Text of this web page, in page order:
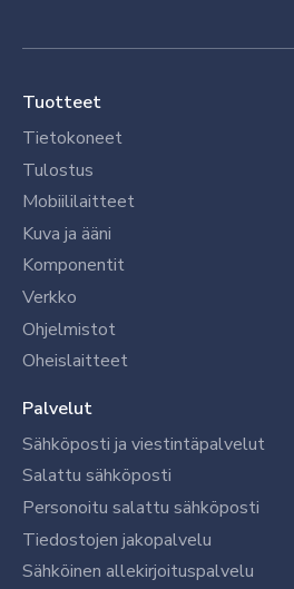
Tuotteet
Tietokoneet
Tulostus
Mobiililaitteet
Kuva ja ääni
Komponentit
Verkko
Ohjelmistot
Oheislaitteet
Palvelut
Sähköposti ja viestintäpalvelut
Salattu sähköposti
Personoitu salattu sähköposti
Tiedostojen jakopalvelu
Sähköinen allekirjoituspalvelu